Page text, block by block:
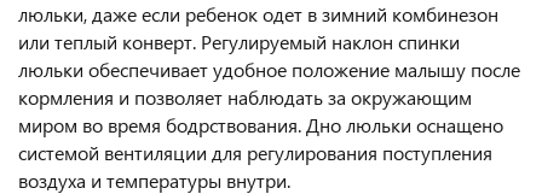
люльки, даже если ребенок одет в зимний комбинезон
или теплый конверт. Регулируемый наклон спинки
люльки обеспечивает удобное положение малышу после
кормления и позволяет наблюдать за окружающим
миром во время бодрствования. Дно люльки оснащено
системой вентиляции для регулирования поступления
воздуха и температуры внутри.